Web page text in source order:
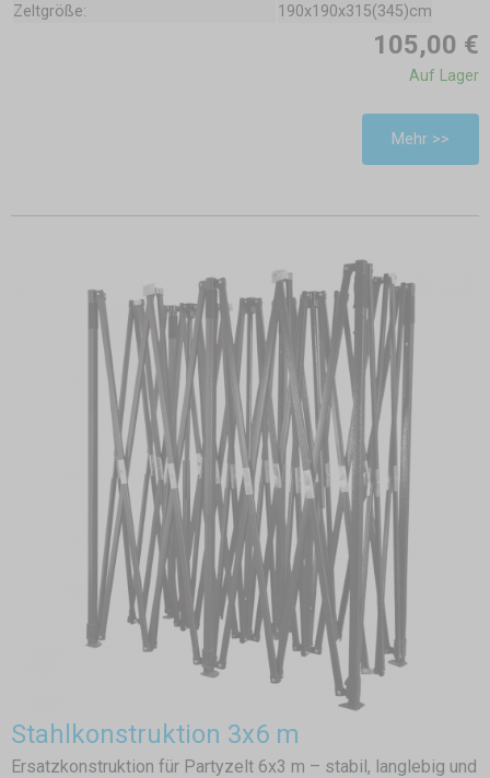
Zeltgröße:
190x190x315(345)cm
105,00 €
Auf Lager
Mehr >>
Stahlkonstruktion 3x6 m
Ersatzkonstruktion für Partyzelt 6x3 m – stabil, langlebig und